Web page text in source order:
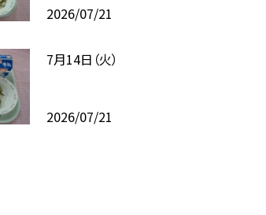
2026/07/21
7月14日（火）
2026/07/21